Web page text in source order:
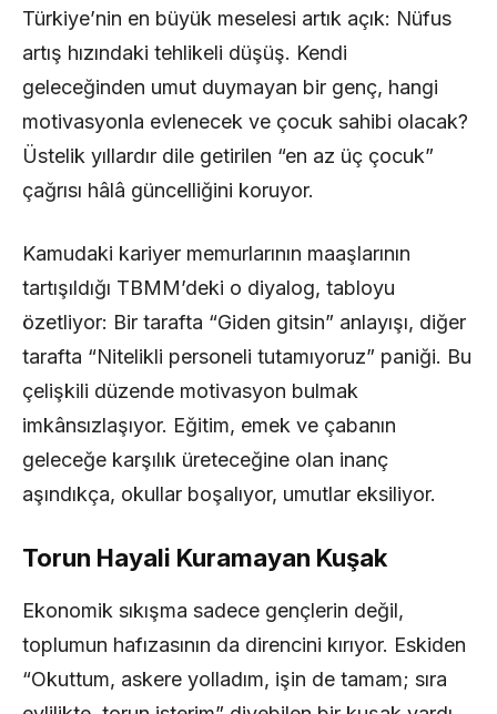
Türkiye’nin en büyük meselesi artık açık: Nüfus
artış hızındaki tehlikeli düşüş. Kendi
geleceğinden umut duymayan bir genç, hangi
motivasyonla evlenecek ve çocuk sahibi olacak?
Üstelik yıllardır dile getirilen “en az üç çocuk”
çağrısı hâlâ güncelliğini koruyor.
Kamudaki kariyer memurlarının maaşlarının
tartışıldığı TBMM’deki o diyalog, tabloyu
özetliyor: Bir tarafta “Giden gitsin” anlayışı, diğer
tarafta “Nitelikli personeli tutamıyoruz” paniği. Bu
çelişkili düzende motivasyon bulmak
imkânsızlaşıyor. Eğitim, emek ve çabanın
geleceğe karşılık üreteceğine olan inanç
aşındıkça, okullar boşalıyor, umutlar eksiliyor.
Torun Hayali Kuramayan Kuşak
Ekonomik sıkışma sadece gençlerin değil,
toplumun hafızasının da direncini kırıyor. Eskiden
“Okuttum, askere yolladım, işin de tamam; sıra